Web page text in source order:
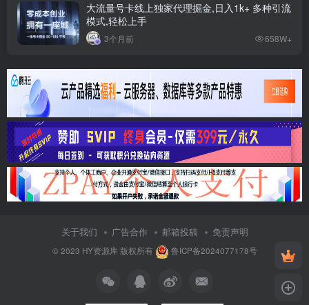
大流量号卡线上独家代理掘金,日入1k+ 多种引流
模式,轻松上手
3个月前 658W+
关于我们 广告合作 邮箱投稿 免责声明
© 2023 HY资源库版权所有 鲁ICP备2024077178号